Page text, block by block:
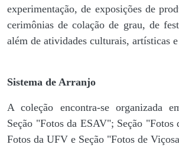
experimentação, de exposições de
cerimônias de colação de grau, de
além de atividades culturais, artísticas
Sistema de Arranjo
A coleção encontra-se organizada
Seção "Fotos da ESAV"; Seção "Fotos
Fotos da UFV e Seção "Fotos de